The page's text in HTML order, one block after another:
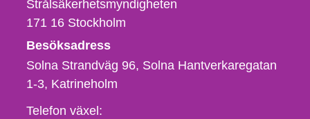
Strålsäkerhetsmyndigheten
171 16 Stockholm
Besöksadress
Solna Strandväg 96, Solna Hantverkaregatan
1-3 Katrineholm
Telefon,
Telefon växel: